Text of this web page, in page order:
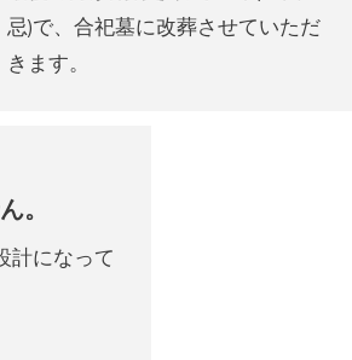
忌)で、合祀墓に改葬させていただ
きます。
。
計になって